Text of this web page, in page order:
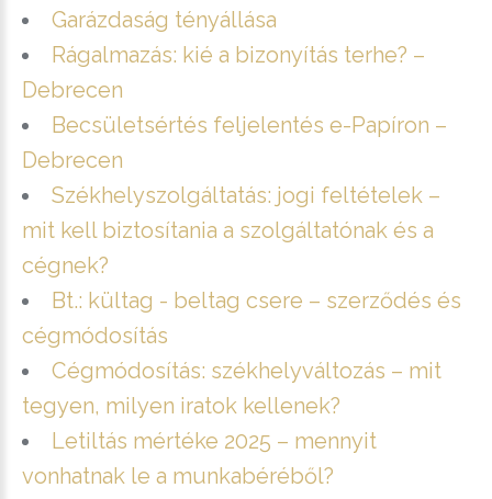
Garázdaság tényállása
Rágalmazás: kié a bizonyítás terhe? –
Debrecen
Becsületsértés feljelentés e-Papíron –
Debrecen
Székhelyszolgáltatás: jogi feltételek –
mit kell biztosítania a szolgáltatónak és a
cégnek?
Bt.: kültag - beltag csere – szerződés és
cégmódosítás
Cégmódosítás: székhelyváltozás – mit
tegyen, milyen iratok kellenek?
Letiltás mértéke 2025 – mennyit
vonhatnak le a munkabéréből?